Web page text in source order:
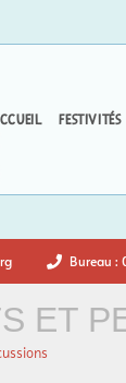
FESTIVITÉS
Bureau :
ET